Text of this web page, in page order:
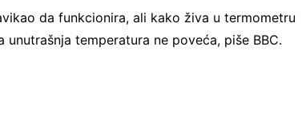
da funkcionira, ali kako živa u termometru
temperatura ne poveća, piše BBC.